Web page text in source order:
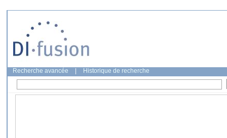
Recherche avancée Historique de recherche